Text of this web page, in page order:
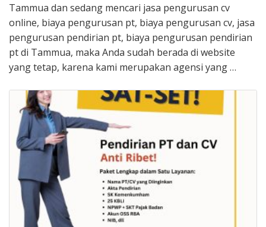
Tammua dan sedang mencari jasa pengurusan cv
online, biaya pengurusan pt, biaya pengurusan cv, jasa
pengurusan pendirian pt, biaya pengurusan pendirian
pt di Tammua, maka Anda sudah berada di website
yang tetap, karena kami merupakan agensi yang …